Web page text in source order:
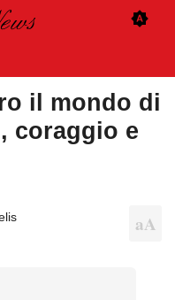
il mondo di
coraggio e